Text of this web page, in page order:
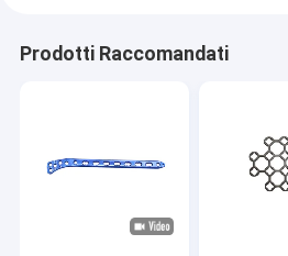
Prodotti Raccomandati